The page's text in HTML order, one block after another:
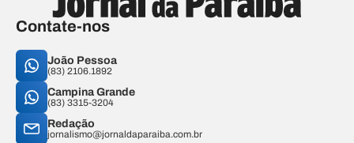
Contate-nos
João Pessoa
(83) 2106.1892
Campina Grande
(83) 3315-3204
Redação
jornalismo@jornaldaparaiba.com.br